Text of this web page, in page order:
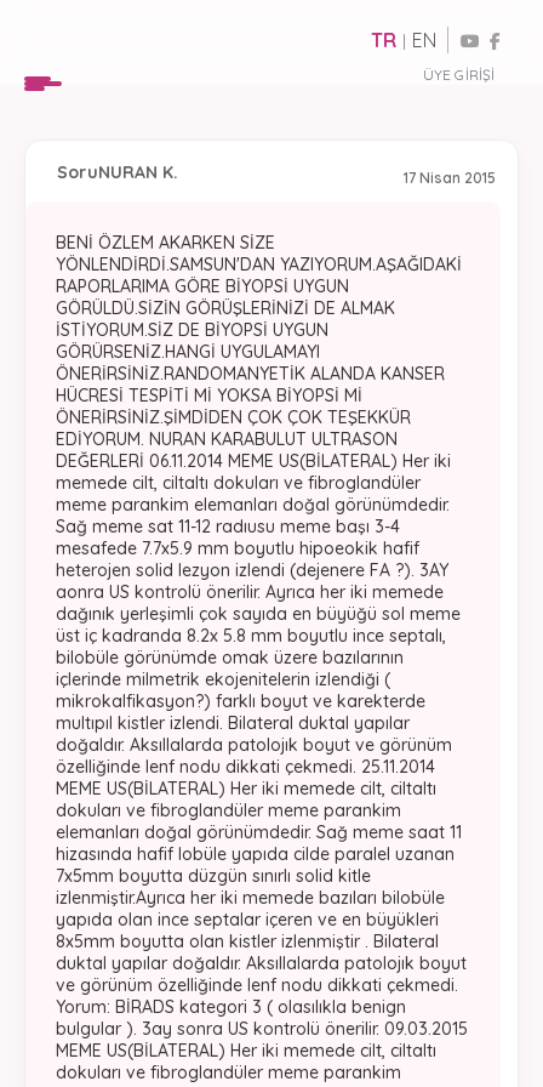
ÜYE GIRIŞI
TR | EN
17 Nisan 2015
SoruNURAN K.
BENİ ÖZLEM AKARKEN SİZE
YÖNLENDİRDİ.SAMSUN'DAN YAZIYORUM.AŞAĞIDAKİ
RAPORLARIMA GÖRE BİYOPSİ UYGUN
GÖRÜLDÜ.SİZİN GÖRÜŞLERİNİZİ DE ALMAK
İSTİYORUM.SİZ DE BİYOPSİ UYGUN
GÖRÜRSENİZ.HANGİ UYGULAMAYI
ÖNERİRSİNİZ.RANDOMANYETİK ALANDA KANSER
HÜCRESİ TESPİTİ Mİ YOKSA BİYOPSİ Mİ
ÖNERİRSİNİZ.ŞİMDİDEN ÇOK ÇOK TEŞEKKÜR
EDİYORUM. NURAN KARABULUT ULTRASON
DEĞERLERİ 06.11.2014 MEME US(BİLATERAL) Her iki
memede cilt, ciltaltı dokuları ve fibroglandüler
meme parankim elemanları doğal görünümdedir.
Sağ meme sat 11-12 radıusu meme başı 3-4
mesafede 7.7x5.9 mm boyutlu hipoeokik hafif
heterojen solid lezyon izlendi (dejenere FA ?). 3AY
aonra US kontrolü önerilir. Ayrıca her iki memede
dağınık yerleşimli çok sayıda en büyüğü sol meme
üst iç kadranda 8.2x 5.8 mm boyutlu ince septalı,
bilobüle görünümde omak üzere bazılarının
içlerinde milmetrik ekojenitelerin izlendiği (
mikrokalfikasyon?) farklı boyut ve karekterde
multıpıl kistler izlendi. Bilateral duktal yapılar
doğaldır. Aksıllalarda patolojık boyut ve görünüm
özelliğinde lenf nodu dikkati çekmedi. 25.11.2014
MEME US(BİLATERAL) Her iki memede cilt, ciltaltı
dokuları ve fibroglandüler meme parankim
elemanları doğal görünümdedir. Sağ meme saat 11
hizasında hafif lobüle yapıda cilde paralel uzanan
7x5mm boyutta düzgün sınırlı solid kitle
izlenmiştir.Ayrıca her iki memede bazıları bilobüle
yapıda olan ince septalar içeren ve en büyükleri
8x5mm boyutta olan kistler izlenmiştir . Bilateral
duktal yapılar doğaldır. Aksıllalarda patolojık boyut
ve görünüm özelliğinde lenf nodu dikkati çekmedi.
Yorum: BİRADS kategori 3 ( olasılıkla benign
bulgular ). 3ay sonra US kontrolü önerilir. 09.03.2015
MEME US(BİLATERAL) Her iki memede cilt, ciltaltı
dokuları ve fibroglandüler meme parankim